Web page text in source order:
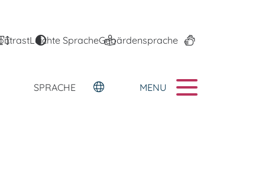
Leichte SpracheGebärdensprache
SPRACHE MENU